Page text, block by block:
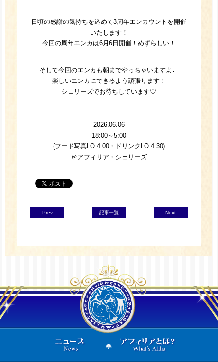
日頃の感謝の気持ちを込めて3周年エンカウントを開催
いたします！
今回の周年エンカは6月6日開催！めずらしい！
そして今回のエンカも朝までやっちゃいますよ♩
楽しいエンカにできるよう頑張ります！
シェリーズでお待ちしています♡
2026.06.06
18:00～5:00
(フード写真LO 4:00・ドリンクLO 4:30)
＠アフィリア・シェリーズ
Prev 記事一覧 Next